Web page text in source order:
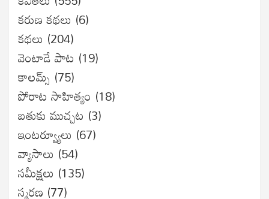
కరుణ కథలు (6)
కథలు (204)
వెంటాడే పాట (19)
కాలమ్స్ (75)
పోరాట సాహిత్యం (18)
బతుకు ముచ్చట (3)
ఇంటర్వ్యూలు (67)
వ్యాసాలు (54)
సమీక్షలు (135)
స్మరణ (77)